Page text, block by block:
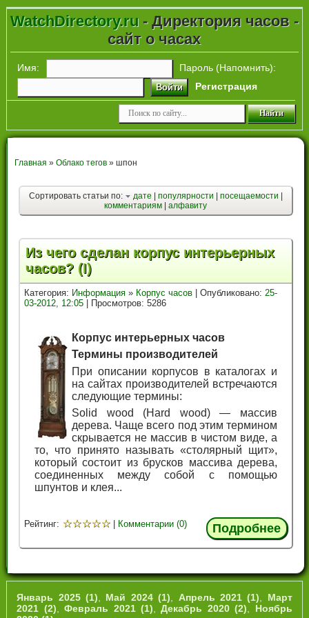
WatchDirectory.ru- Директория часов -
сайт о часах
Имя: Пароль (Напомнить):
Войти Регистрация
Главная » Облако тегов» шпон
Сортировать статьи по: дате| популярности посещаемости
комментариям |алфавиту
Из чего сделан корпус интерьерных
часов? (I)
Категория: Информация » Корпус часов | Опубликовано:25-
03-2012, 12:05 | Просмотров: 5286
Корпус интерьерных часов
Термины производителей
При описании корпусов в каталогах и
на сайтах производителей встречаются
следующие термины:
Solid wood (Hard wood) — массив
дерева. Чаще всего под этим термином
скрывается не массив в чистом виде, а
то, что принято называть «столярный щит»,
который состоит из брусков массива дерева,
соединенных между собой с помощью
шпунтов и клея...
Рейтинг: ☆☆☆☆☆ Комментарии (0) Подробнее
Январь 2025 (1) Май 2024 (1) Апрель 2021 (1)
Март
2021 (2) ,Февраль 2021 (1) ,Декабрь 2020 (2)
Ноябрь